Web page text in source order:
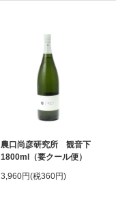
農口尚彦研究所 観音下
1800ml（要クール便）
3,960円(税360円)